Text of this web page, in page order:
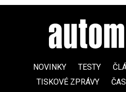
NOVINKY TESTY
TISKOVÉ ZPRÁVY